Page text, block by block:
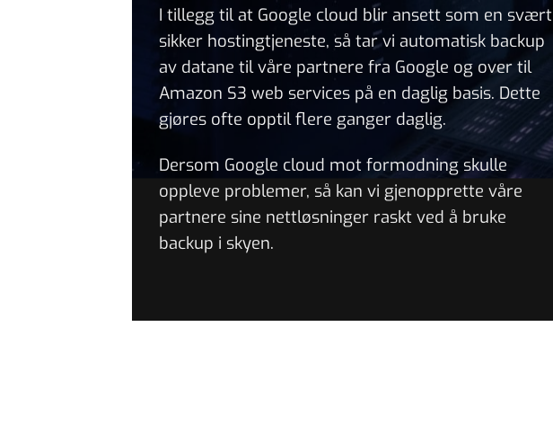
I tillegg til at Google cloud blir ansett som en svært
sikker hostingtjeneste, så tar vi automatisk backup
av datane til våre partnere fra Google og over til
Amazon S3 web services på en daglig basis. Dette
gjøres ofte opptil flere ganger daglig.
Dersom Google cloud mot formodning skulle
oppleve problemer, så kan vi gjenopprette våre
partnere sine nettløsninger raskt ved å bruke
backup i skyen.